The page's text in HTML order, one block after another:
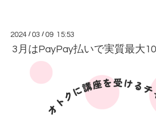
2024 /03 /09 15:53
3月はPayPay払いで実質最大